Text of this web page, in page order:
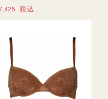
税込